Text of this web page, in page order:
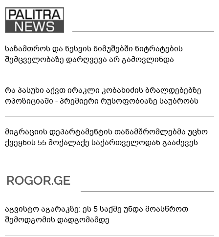
საზამთროს და ნესვის ნიმუშებში ნიტრატების
შემცველობაზე დარღვევა არ გამოვლინდა
რა პასუხი აქვთ ირაკლი კობახიძის ბრალდებებზე
ოპოზიციაში - პრემიერი რუსოფობიაზე საუბრობს
მიგრაციის დეპარტამენტის თანამშრომლებმა უცხო
ქვეყნის 55 მოქალაქე საქართველოდან გააძევეს
აგვისტო აგარაკზე: ეს 5 საქმე უნდა მოასწროთ
შემოდგომის დადგომამდე